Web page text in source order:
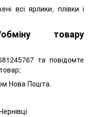
всі ярлики, плівки і
обміну товару
та повідомте
Нова Пошта.